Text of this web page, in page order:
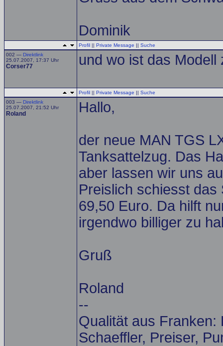
Dominik
Profil || Private Message || Suche
002 — Direktlink
25.07.2007, 17:37 Uhr
Corser77 und wo ist das Modell
Profil || Private Message || Suche
003 — Direktlink
25.07.2007, 21:52 Uhr
Roland Hallo,
der neue MAN TGS
Tanksattelzug. Das
aber lassen wir uns
Preislich schiesst das
69,50 Euro. Da hilft
irgendwo billiger zu
Gruß
Roland
--
Qualität aus Franken:
Schaeffler, Preiser,